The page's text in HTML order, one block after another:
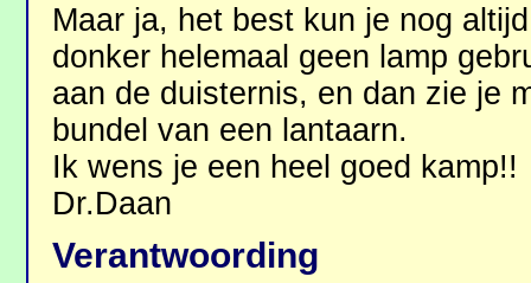
Maar ja, het best kun je nog
donker helemaal geen lamp
aan de duisternis, en dan zie je
bundel van een lantaarn.
Ik wens je een heel goed kamp!!
Dr.Daan
Verantwoording